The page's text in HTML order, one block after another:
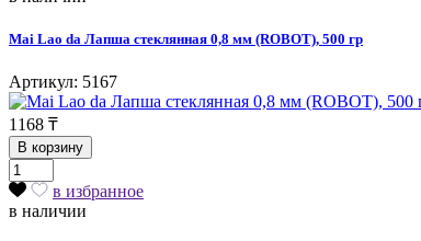
Mai Lao da Лапша стеклянная 0,8 мм (ROBOT), 500 гр
Артикул: 5167
1168 ₸
В корзину
в избранное
в наличии